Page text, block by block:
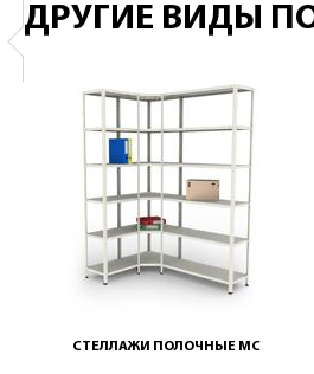
ДРУГИЕ ВИДЫ
СТЕЛЛАЖИ ПОЛОЧНЫЕ МС